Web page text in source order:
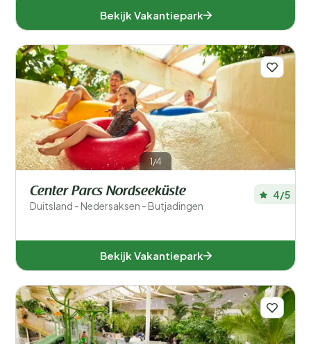
Faciliteiten accommodatie
Accommodatiegrootte
Aantal slaapkamers
Aantal badkamers
Bekijk Vakantiepark
1/4
Center Parcs Nordseeküste
Duitsland - Nedersaksen - Butjadingen
4/5
Bekijk Vakantiepark